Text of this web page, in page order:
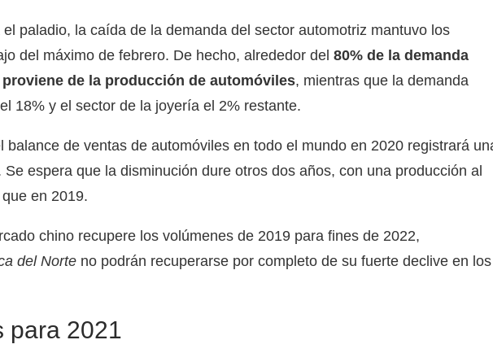
paladio, la caída de la demanda del sector automotriz mantuvo los
del máximo de febrero. De hecho, alrededor del 80% de la demanda
de la producción de automóviles, mientras que la demanda
18% y el sector de la joyería el 2% restante.
balance de ventas de automóviles en todo el mundo en 2020 registrará
espera que la disminución dure otros dos años, con una producción al
en 2019.
chino recupere los volúmenes de 2019 para fines de 2022,
del Norte no podrán recuperarse por completo de su fuerte declive en los
para 2021